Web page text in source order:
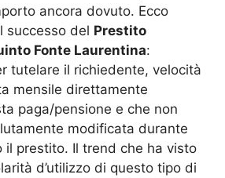
ancora dovuto. Ecco
successo del Prestito
Fonte Laurentina:
tutelare il richiedente, velocità
mensile direttamente
paga/pensione e che non
modificata durante
prestito. Il trend che ha visto
d’utilizzo di questo tipo di